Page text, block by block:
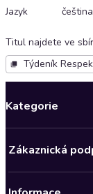
Jazyk
čeština
Titul najdete ve
Týdeník
Kategorie
Bestsellery
Zákaznická